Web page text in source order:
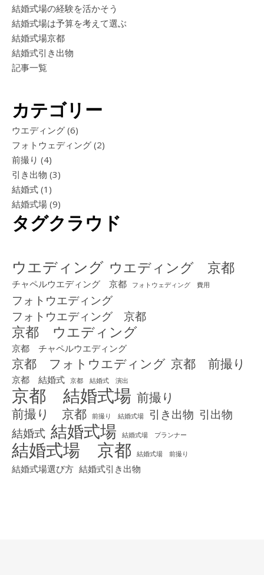
結婚式場の経験を活かそう
結婚式場は予算を考えて選ぶ
結婚式場京都
結婚式引き出物
記事一覧
カテゴリー
ウエディング (6)
フォトウェディング (2)
前撮り (4)
引き出物 (3)
結婚式 (1)
結婚式場 (9)
タグクラウド
ウエディング ウエディング 京都
チャペルウエディング 京都 フォトウェディング 費用
フォトウエディング
フォトウエディング 京都
京都 ウエディング
京都 チャペルウエディング
京都 フォトウエディング 京都 前撮り
京都 結婚式 京都 結婚式 演出
京都 結婚式場 前撮り
前撮り 京都
前撮り 結婚式場 引き出物 引出物
結婚式 結婚式場 結婚式場 プランナー
結婚式場 京都 結婚式場 前撮り
結婚式場選び方 結婚式引き出物